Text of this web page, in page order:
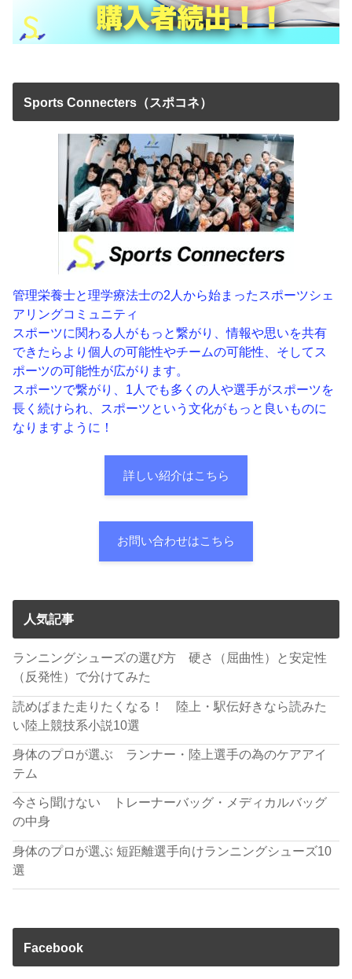
Sports Connecters（スポコネ）
管理栄養士と理学療法士の2人から始まったスポーツシェ
アリングコミュニティ
スポーツに関わる人がもっと繋がり、情報や思いを共有
できたらより個人の可能性やチームの可能性、そしてス
ポーツの可能性が広がります。
スポーツで繋がり、1人でも多くの人や選手がスポーツを
長く続けられ、スポーツという文化がもっと良いものに
なりますように！
詳しい紹介はこちら
お問い合わせはこちら
人気記事
ランニングシューズの選び方 硬さ（屈曲性）と安定性
（反発性）で分けてみた
読めばまた走りたくなる！ 陸上・駅伝好きなら読みた
い陸上競技系小説10選
身体のプロが選ぶ ランナー・陸上選手の為のケアアイ
テム
今さら聞けない トレーナーバッグ・メディカルバッグ
の中身
身体のプロが選ぶ 短距離選手向けランニングシューズ10
選
Facebook